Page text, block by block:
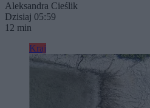
Aleksandra Cieślik
Dzisiaj 05:59
12 min
Kraj